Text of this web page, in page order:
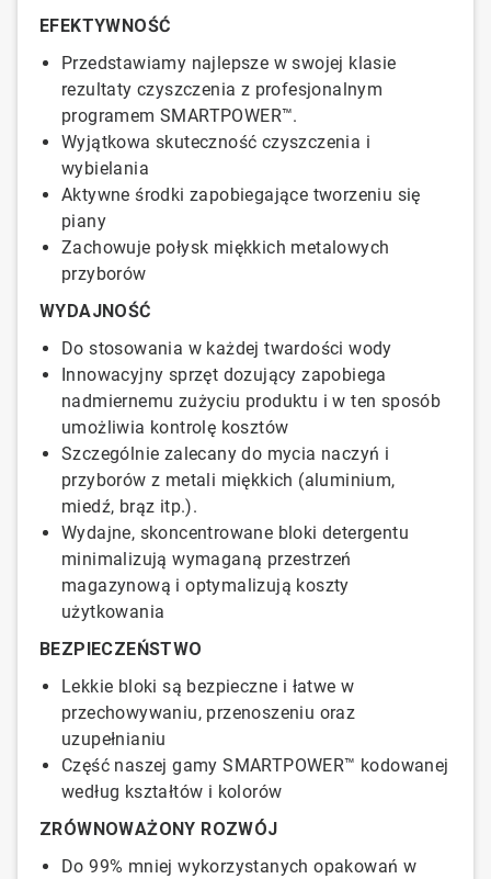
EFEKTYWNOŚĆ
Przedstawiamy najlepsze w swojej klasie
rezultaty czyszczenia z profesjonalnym
programem SMARTPOWER™.
Wyjątkowa skuteczność czyszczenia i
wybielania
Aktywne środki zapobiegające tworzeniu się
piany
Zachowuje połysk miękkich metalowych
przyborów
WYDAJNOŚĆ
Do stosowania w każdej twardości wody
Innowacyjny sprzęt dozujący zapobiega
nadmiernemu zużyciu produktu i w ten sposób
umożliwia kontrolę kosztów
Szczególnie zalecany do mycia naczyń i
przyborów z metali miękkich (aluminium,
miedź, brąz itp.).
Wydajne, skoncentrowane bloki detergentu
minimalizują wymaganą przestrzeń
magazynową i optymalizują koszty
użytkowania
BEZPIECZEŃSTWO
Lekkie bloki są bezpieczne i łatwe w
przechowywaniu, przenoszeniu oraz
uzupełnianiu
Część naszej gamy SMARTPOWER™ kodowanej
według kształtów i kolorów
ZRÓWNOWAŻONY ROZWÓJ
Do 99% mniej wykorzystanych opakowań w